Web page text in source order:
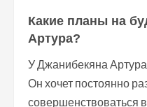
Какие планы на
Артура?
У Джанибекяна
Он хочет постоянно
совершенствоваться